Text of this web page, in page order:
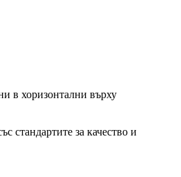
в хоризонтални върху
стандартите за качество и